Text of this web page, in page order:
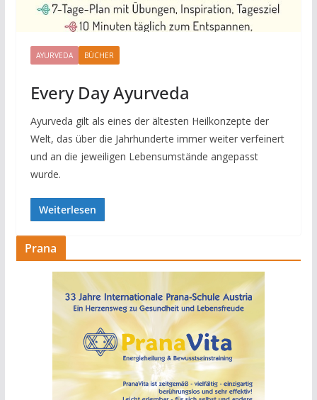
AYURVEDA BÜCHER
Every Day Ayurveda
Ayurveda gilt als eines der ältesten Heilkonzepte der
Welt, das über die Jahrhunderte immer weiter verfeinert
und an die jeweiligen Lebensumstände angepasst
wurde.
Weiterlesen
Prana